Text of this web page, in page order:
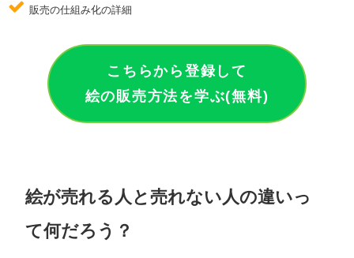
販売の仕組み化の詳細
こちらから登録して
絵の販売方法を学ぶ(無料)
絵が売れる人と売れない人の違いっ
て何だろう？